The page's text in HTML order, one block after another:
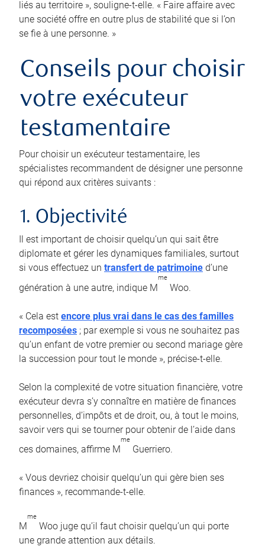
liés au territoire », souligne-t-elle. « Faire affaire avec
une société offre en outre plus de stabilité que si l’on
se fie à une personne. »
Conseils pour choisir
votre exécuteur
testamentaire
Pour choisir un exécuteur testamentaire, les
spécialistes recommandent de désigner une personne
qui répond aux critères suivants :
1. Objectivité
Il est important de choisir quelqu’un qui sait être
diplomate et gérer les dynamiques familiales, surtout
si vous effectuez un transfert de patrimoine d’une
génération à une autre, indique M
me
Woo.
« Cela est encore plus vrai dans le cas des familles
recomposées ; par exemple si vous ne souhaitez pas
qu’un enfant de votre premier ou second mariage gère
la succession pour tout le monde », précise-t-elle.
Selon la complexité de votre situation financière, votre
exécuteur devra s’y connaître en matière de finances
personnelles, d’impôts et de droit, ou, à tout le moins,
savoir vers qui se tourner pour obtenir de l’aide dans
ces domaines, affirme M
me
Guerriero.
« Vous devriez choisir quelqu’un qui gère bien ses
finances », recommande-t-elle.
M
me
Woo juge qu’il faut choisir quelqu’un qui porte
une grande attention aux détails.